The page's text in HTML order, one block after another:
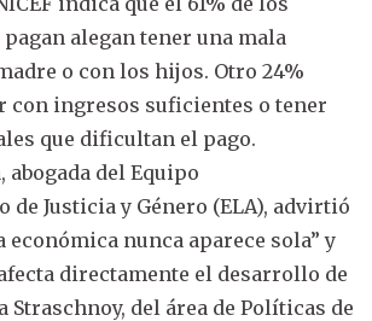
alegan tener una mala
o con los hijos. Otro 24%
con ingresos suficientes o tener
que dificultan el pago.
abogada del Equipo
de Justicia y Género (ELA), advirtió
económica nunca aparece sola” y
directamente el desarrollo de
del área de Políticas de